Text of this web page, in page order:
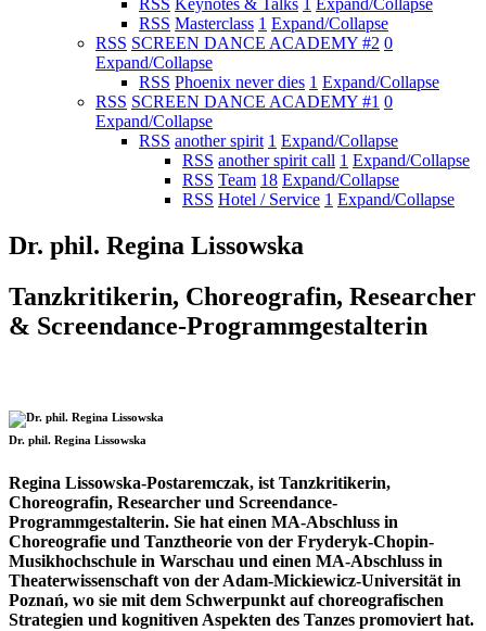
RSS Keynotes & Talks 1 Expand/Collapse
RSS Masterclass 1 Expand/Collapse
RSS SCREEN DANCE ACADEMY #2 0
Expand/Collapse
RSS Phoenix never dies 1 Expand/Collapse
RSS SCREEN DANCE ACADEMY #1 0
Expand/Collapse
RSS another spirit 1 Expand/Collapse
RSS another spirit call 1 Expand/Collapse
RSS Team 18 Expand/Collapse
RSS Hotel / Service 1 Expand/Collapse
Dr. phil. Regina Lissowska
Tanzkritikerin, Choreografin, Researcher
& Screendance-Programmgestalterin
Dr. phil. Regina Lissowska
Regina Lissowska-Postaremczak, ist Tanzkritikerin,
Choreografin, Researcher und Screendance-
Programmgestalterin. Sie hat einen MA-Abschluss in
Choreografie und Tanztheorie von der Fryderyk-Chopin-
Musikhochschule in Warschau und einen MA-Abschluss in
Theaterwissenschaft von der Adam-Mickiewicz-Universität in
Poznań, wo sie mit dem Schwerpunkt auf choreografischen
Strategien und kognitiven Aspekten des Tanzes promoviert hat.